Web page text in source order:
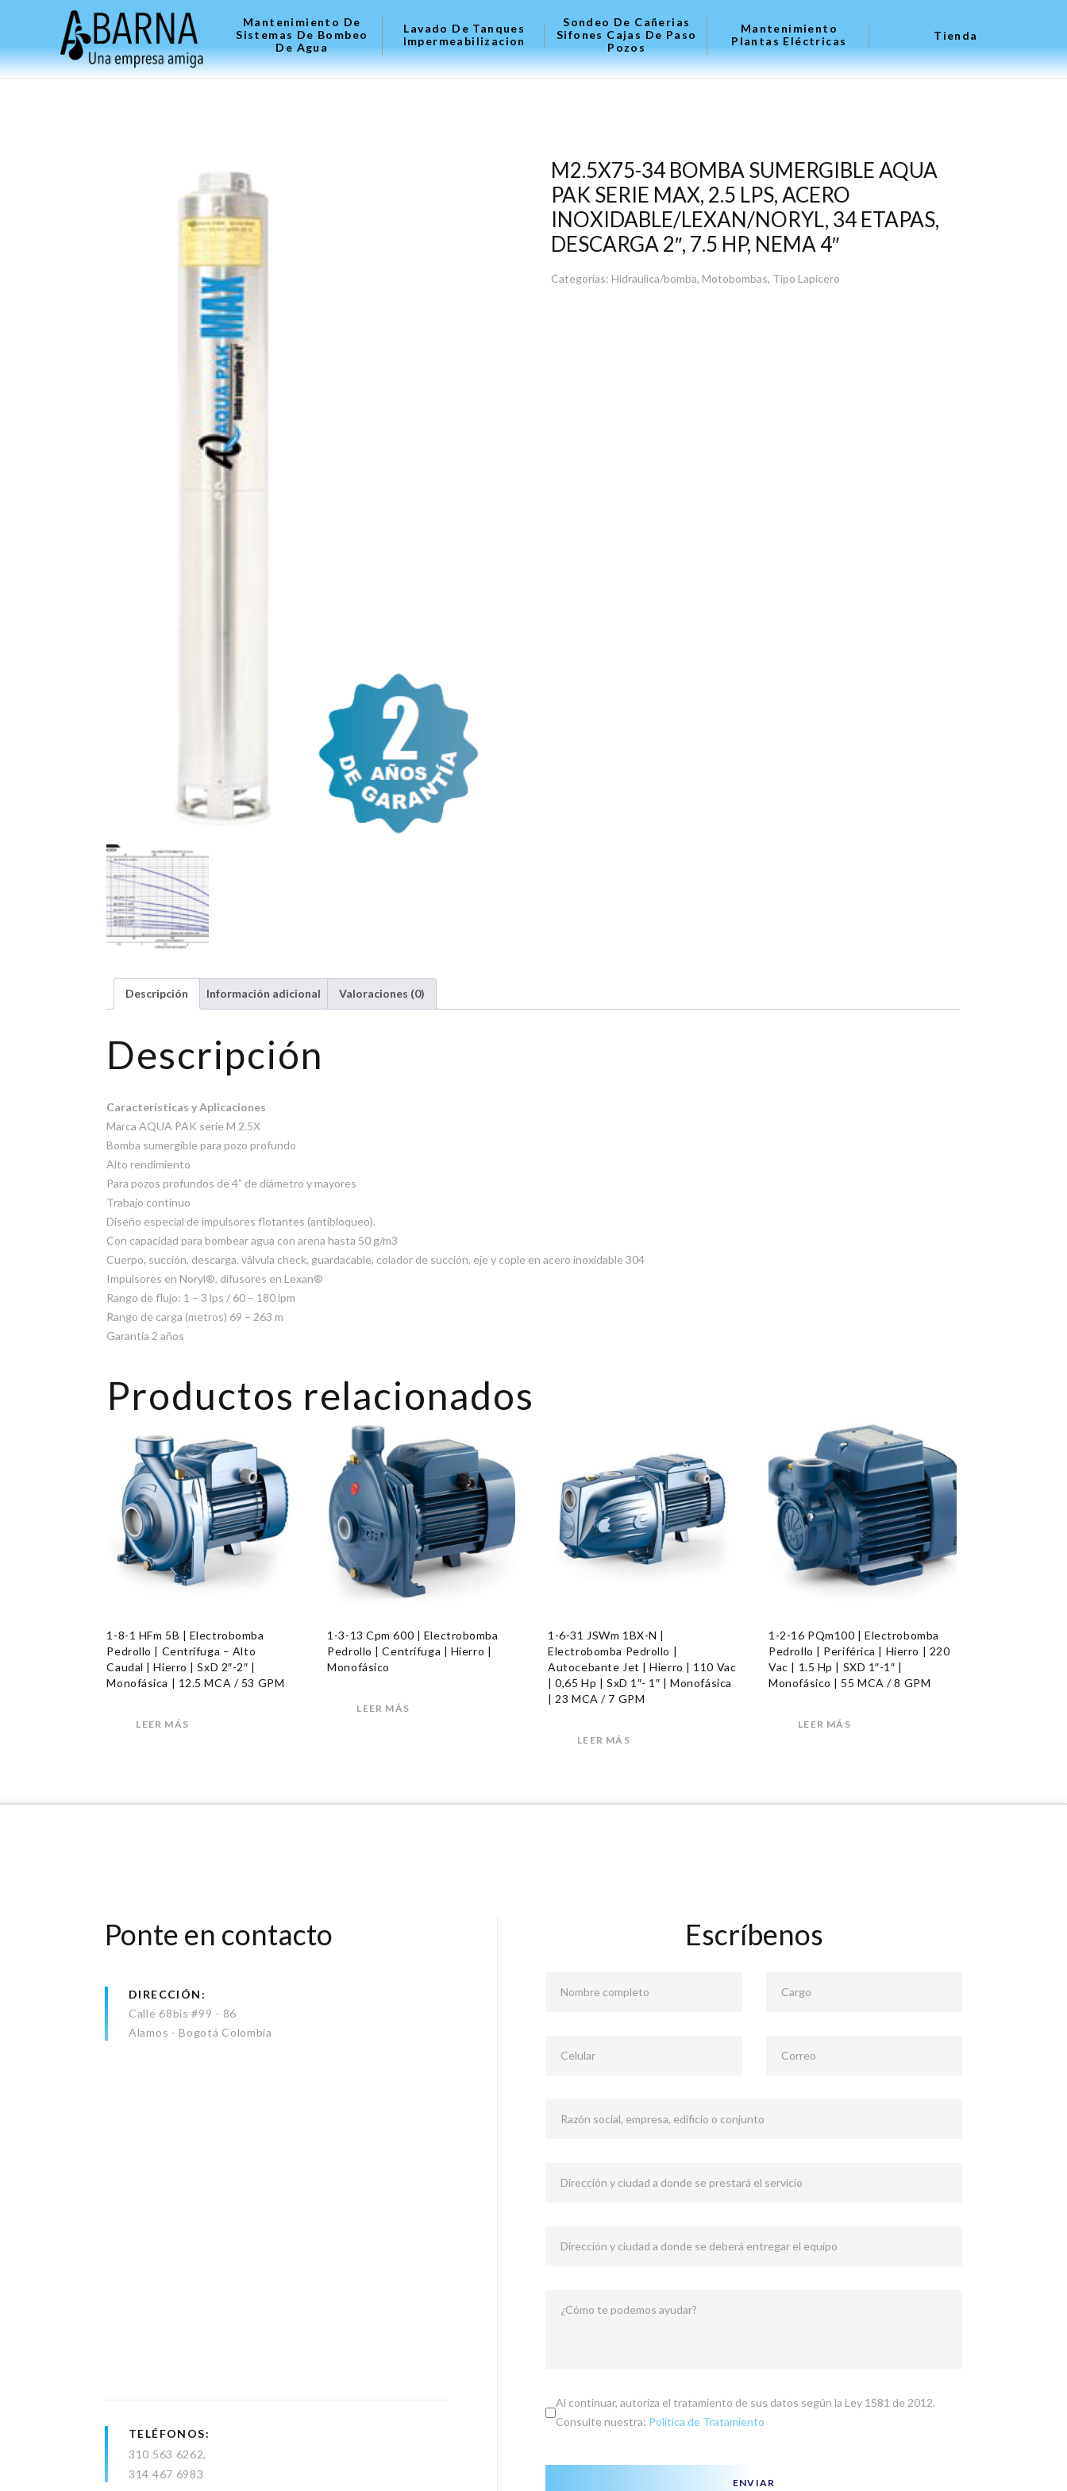
Mantenimiento De
Sistemas De Bombeo
De Agua
Lavado De Tanques
Impermeabilizacion
Sondeo De Cañerias
Sifones Cajas De Paso
Pozos
Mantenimiento
Plantas Eléctricas
Tienda
M2.5X75-34 BOMBA SUMERGIBLE AQUA
PAK SERIE MAX, 2.5 LPS, ACERO
INOXIDABLE/LEXAN/NORYL, 34 ETAPAS,
DESCARGA 2″, 7.5 HP, NEMA 4″
Categorías: Hidraulica/bomba, Motobombas, Tipo Lapicero
Descripción Información adicional Valoraciones (0)
Descripción
Características y Aplicaciones
Marca AQUA PAK serie M 2.5X
Bomba sumergible para pozo profundo
Alto rendimiento
Para pozos profundos de 4” de diámetro y mayores
Trabajo continuo
Diseño especial de impulsores flotantes (antibloqueo).
Con capacidad para bombear agua con arena hasta 50 g/m3
Cuerpo, succión, descarga, válvula check, guardacable, colador de succión, eje y cople en acero inoxidable 304
Impulsores en Noryl®, difusores en Lexan®
Rango de flujo: 1 – 3 lps / 60 – 180 lpm
Rango de carga (metros) 69 – 263 m
Garantía 2 años
Productos relacionados
1-8-1 HFm 5B | Electrobomba
Pedrollo | Centrífuga – Alto
Caudal | Hierro | SxD 2″-2″ |
Monofásica | 12.5 MCA / 53 GPM
LEER MÁS
1-3-13 Cpm 600 | Electrobomba
Pedrollo | Centrífuga | Hierro |
Monofásico
LEER MÁS
1-6-31 JSWm 1BX-N |
Electrobomba Pedrollo |
Autocebante Jet | Hierro | 110 Vac
| 0,65 Hp | SxD 1″- 1″ | Monofásica
| 23 MCA / 7 GPM
LEER MÁS
1-2-16 PQm100 | Electrobomba
Pedrollo | Periférica | Hierro | 220
Vac | 1.5 Hp | SXD 1″-1″ |
Monofásico | 55 MCA / 8 GPM
LEER MÁS
Ponte en contacto
DIRECCIÓN
Calle 68bis #99 - 86
Alamos - Bogotá Colombia
TELÉFONOS
310 563 6262
314 467 6983
Escríbenos
Nombre completo Cargo
Celular Correo
Razón social, empresa, edificio o conjunto
Dirección y ciudad a donde se prestará el servicio
Dirección y ciudad a donde se deberá entregar el equipo
¿Cómo te podemos ayudar?
Al continuar, autoriza el tratamiento de sus datos según la Ley 1581 de 2012.
Consulte nuestra: Política de Tratamiento
ENVIAR